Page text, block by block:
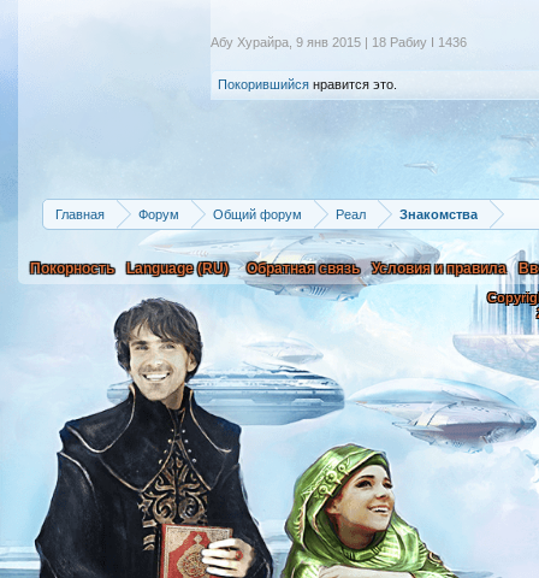
Абу Хурайра 9 янв 2015 | 18 Рабиу I 1436
Покорившийся нравится это.
Главная Форум Общий форум Реал Знакомства
Покорность Language (RU) Обратная связь Условия и правила